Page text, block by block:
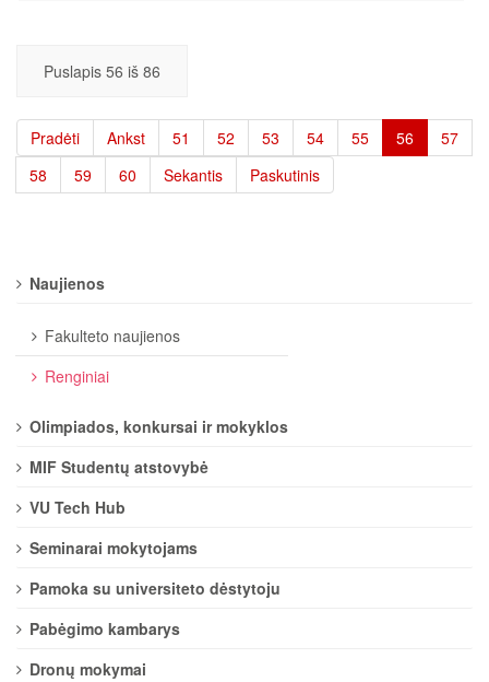
Puslapis 56 iš 86
Pradėti Ankst 51 52 53 54 55 56
57
58
59 60 Sekantis Paskutinis
Naujienos
Fakulteto naujienos
Renginiai
Olimpiados, konkursai ir mokyklos
MIF Studentų atstovybė
VU Tech Hub
Seminarai mokytojams
Pamoka su universiteto dėstytoju
Pabėgimo kambarys
Dronų mokymai